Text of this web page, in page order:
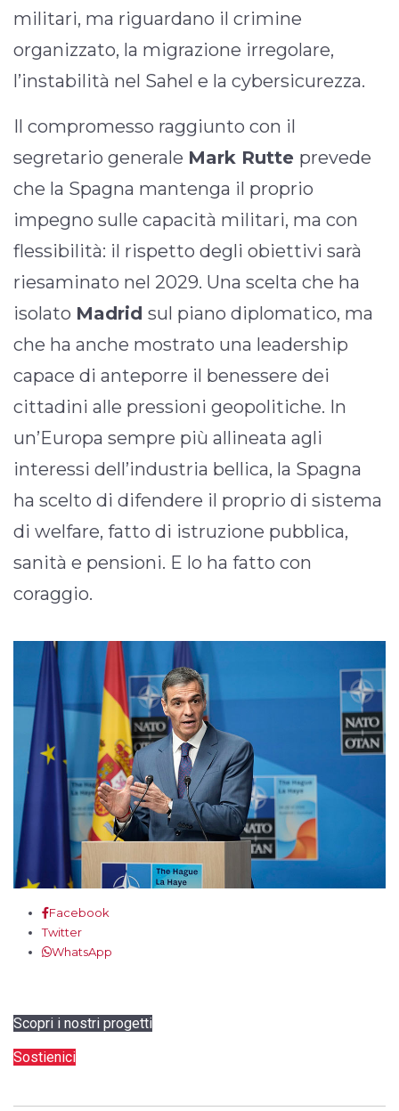
militari, ma riguardano il crimine
organizzato, la migrazione irregolare,
l’instabilità nel Sahel e la cybersicurezza.
Il compromesso raggiunto con il
segretario generale Mark Rutte prevede
che la Spagna mantenga il proprio
impegno sulle capacità militari, ma con
flessibilità: il rispetto degli obiettivi sarà
riesaminato nel 2029. Una scelta che ha
isolato Madrid sul piano diplomatico, ma
che ha anche mostrato una leadership
capace di anteporre il benessere dei
cittadini alle pressioni geopolitiche. In
un’Europa sempre più allineata agli
interessi dell’industria bellica, la Spagna
ha scelto di difendere il proprio di sistema
di welfare, fatto di istruzione pubblica,
sanità e pensioni. E lo ha fatto con
coraggio.
Facebook
Twitter
WhatsApp
Scopri i nostri progetti
Sostienici